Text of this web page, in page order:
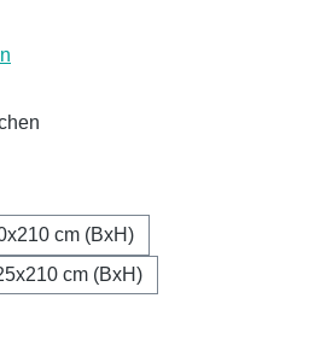
cm (BxH)
cm (BxH)